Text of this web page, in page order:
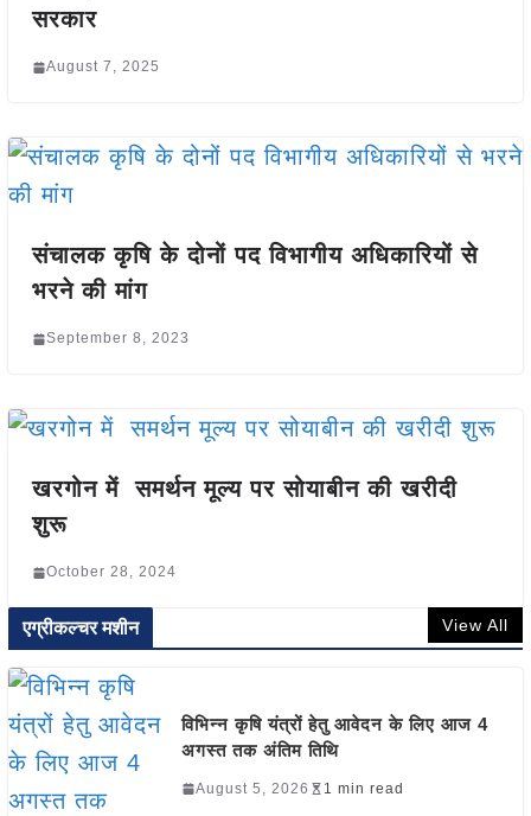
सरकार
August 7, 2025
संचालक कृषि के दोनों पद विभागीय अधिकारियों से
भरने की मांग
September 8, 2023
खरगोन में समर्थन मूल्य पर सोयाबीन की खरीदी
शुरू
October 28, 2024
एग्रीकल्चर मशीन View All
विभिन्न कृषि यंत्रों हेतु आवेदन के लिए आज 4
अगस्त तक अंतिम तिथि
August 5, 2026 1 min read